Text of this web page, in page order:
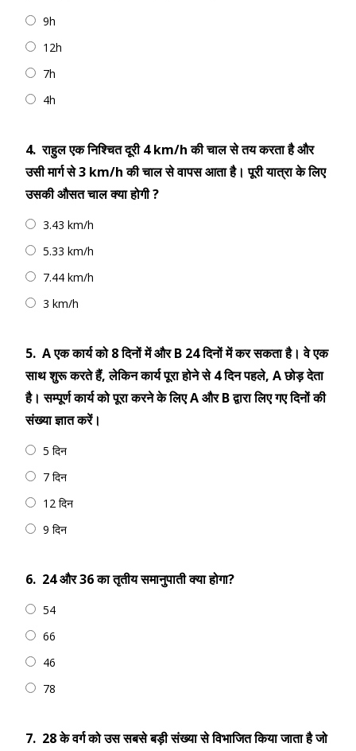
9h
12h
7h
4h
4. राहुल एक निश्चित दूरी 4 km/h की चाल से तय करता है और
उसी मार्ग से 3 km/h की चाल से वापस आता है। पूरी यात्रा के लिए
उसकी औसत चाल क्या होगी ?
3.43 km/h
5.33 km/h
7.44 km/h
3 km/h
5. A एक कार्य को 8 दिनों में और B 24 दिनों में कर सकता है। वे एक
साथ शुरू करते हैं, लेकिन कार्य पूरा होने से 4 दिन पहले, A छोड़ देता
है। सम्पूर्ण कार्य को पूरा करने के लिए A और B द्वारा लिए गए दिनों की
संख्या ज्ञात करें।
5 दिन
7 दिन
12 दिन
9 दिन
6. 24 और 36 का तृतीय समानुपाती क्या होगा?
54
66
46
78
7. 28 के वर्ग को उस सबसे बड़ी संख्या से विभाजित किया जाता है जो